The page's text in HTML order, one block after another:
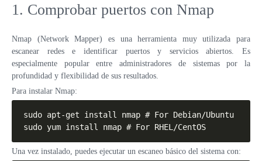
1. Comprobar puertos con Nmap
Nmap (Network Mapper) es una herramienta muy utilizada para
escanear redes e identificar puertos y servicios abiertos. Es
especialmente popular entre administradores de sistemas por la
profundidad y flexibilidad de sus resultados.
Para instalar Nmap:
sudo apt-get install nmap # For Debian/Ubuntu
sudo yum install nmap # For RHEL/CentOS
Una vez instalado, puedes ejecutar un escaneo básico del sistema con: